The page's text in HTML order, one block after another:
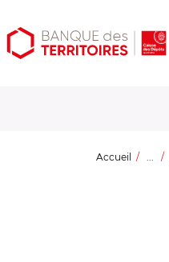
Aller
au
Aller
au
Ouvrir
les
Accueil ...